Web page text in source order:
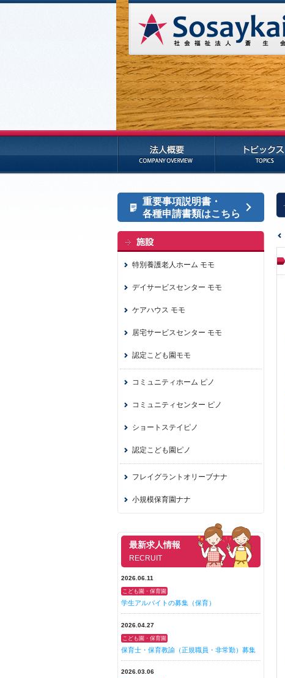
重要事項説明書・
各種申請書類はこちら
特別養護老人ホーム モモ
デイサービスセンター モモ
ケアハウス モモ
居宅サービスセンター モモ
認定こども園モモ
コミュニティホーム ピノ
コミュニティセンター ピノ
ショートステイピノ
認定こども園ピノ
フレイグラントオリーブナナ
小規模保育園ナナ
最新求人情報
RECRUIT
2026.06.11
こども園・保育園
学生アルバイトの募集（保育）
2026.04.27
こども園・保育園
保育士・保育教諭（正規職員・非常勤）募集
2026.03.06